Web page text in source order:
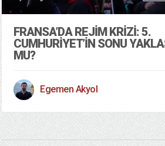
FRANSA’DA REJIM KRIZI: 5.
CUMHURIYET’IN SONU
MU?
Egemen Akyol